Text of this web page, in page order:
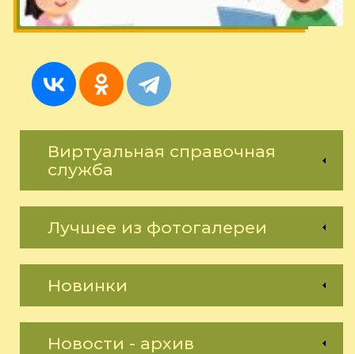
Виртуальная справочная
служба
Лучшее из фотогалереи
Новинки
Новости - архив